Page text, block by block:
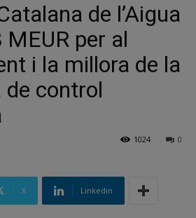
de l’Aigua
per al
i la millora de la
de control
0
1024
X Linkedin